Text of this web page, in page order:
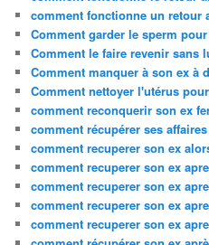
comment fonctionne un retour
Comment garder le sperm
Comment le faire revenir sans
Comment manquer à son ex à
Comment nettoyer l'utérus
comment reconquerir son ex
comment récupérer ses
comment recuperer son ex
comment recuperer son ex
comment recuperer son ex
comment recuperer son ex
comment recuperer son ex